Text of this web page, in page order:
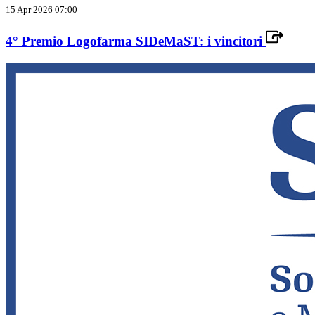
15 Apr 2026 07:00
4° Premio Logofarma SIDeMaST: i vincitori